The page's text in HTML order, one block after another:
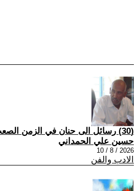
(30) رسائل الى حنان في الزمن الصعب (2)
حسين علي الحمداني
2026 / 8 / 10
الادب والفن